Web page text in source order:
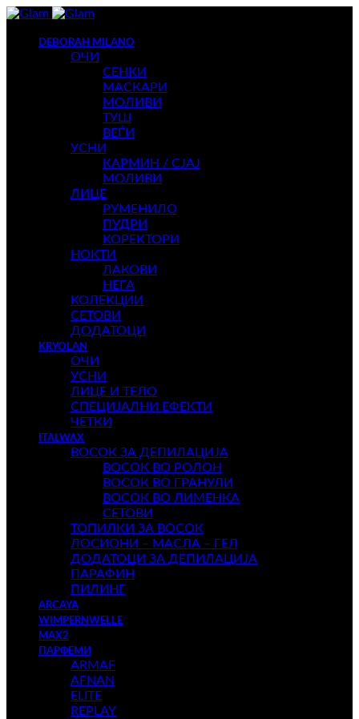
DEBORAH MILANO
ОЧИ
СЕНКИ
МАСКАРИ
МОЛИВИ
ТУШ
ВЕЃИ
УСНИ
КАРМИН / СЈАЈ
МОЛИВИ
ЛИЦЕ
РУМЕНИЛО
ПУДРИ
КОРЕКТОРИ
НОКТИ
ЛАКОВИ
НЕГА
КОЛЕКЦИИ
СЕТОВИ
ДОДАТОЦИ
KRYOLAN
ОЧИ
УСНИ
ЛИЦЕ И ТЕЛО
СПЕЦИЈАЛНИ ЕФЕКТИ
ЧЕТКИ
ITALWAX
ВОСОК ЗА ДЕПИЛАЦИЈА
ВОСОК ВО РОЛОН
ВОСОК ВО ГРАНУЛИ
ВОСОК ВО ЛИМЕНКА
СЕТОВИ
ТОПИЛКИ ЗА ВОСОК
ЛОСИОНИ – МАСЛА – ГЕЛ
ДОДАТОЦИ ЗА ДЕПИЛАЦИЈА
ПАРАФИН
ПИЛИНГ
ARCAYA
WIMPERNWELLE
MAX2
ПАРФЕМИ
ARMAF
AFNAN
ELITE
REPLAY